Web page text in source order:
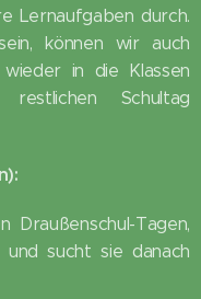
Lernaufgaben durch.
können wir auch
in die Klassen
Schultag
Tagen,
sucht sie danach